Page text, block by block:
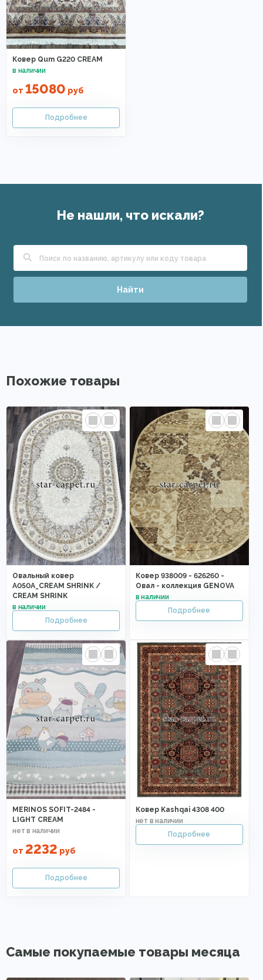
Ковер Qum G220 CREAM
от 15080 руб
Не нашли, что искали?
Найти
Похожие товары
Овальный ковер
A050A_CREAM SHRINK /
CREAM SHRINK
Ковер 938009 - 626260 -
Овал - коллекция GENOVA
MERINOS SOFIT-2484 -
LIGHT CREAM
от 2232 руб
Ковер Kashqai 4308 400
Самые покупаемые товары месяца